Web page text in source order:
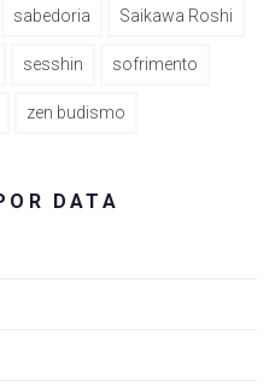
sabedoria Saikawa Roshi
sesshin sofrimento
zen budismo
DATA